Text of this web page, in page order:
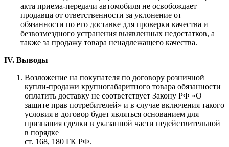
акта приема-передачи автомобиля не освобождает
продавца от ответственности за уклонение от
обязанности по его доставке для проверки качества и
безвозмездного устранения выявленных недостатков, а
также за продажу товара ненадлежащего качества.
IV. Выводы
Возложение на покупателя по договору розничной
купли-продажи крупногабаритного товара обязанности
оплатить доставку не соответствует Закону РФ «О
защите прав потребителей» и в случае включения такого
условия в договор будет являться основанием для
признания сделки в указанной части недействительной
в порядке
ст. 168, 180 ГК РФ.